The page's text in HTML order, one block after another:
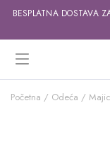
BESPLATNA DOSTAVA
Početna Odeća